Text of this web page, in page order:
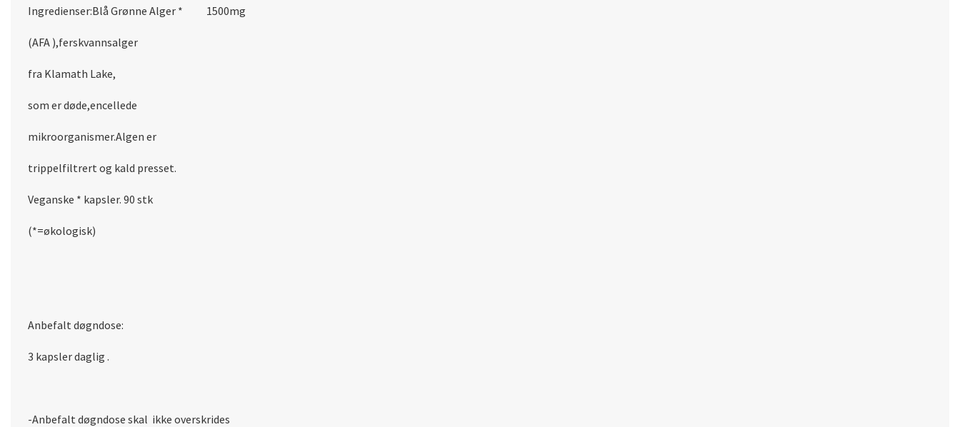
Ingredienser:Blå Grønne Alger * 1500mg
(AFA ),ferskvannsalger
fra Klamath Lake,
som er døde,encellede
mikroorganismer.Algen er
trippelfiltrert og kald presset.
Veganske * kapsler. 90 stk
(*=økologisk)
Anbefalt døgndose:
3 kapsler daglig .
-Anbefalt døgndose skal ikke overskrides